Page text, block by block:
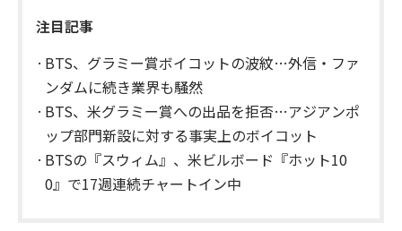
注目記事
BTS、グラミー賞ボイコットの波紋…外信・ファ
ンダムに続き業界も騒然
BTS、米グラミー賞への出品を拒否…アジアンポ
ップ部門新設に対する事実上のボイコット
BTSの『スウィム』、米ビルボード『ホット10
0』で17週連続チャートイン中